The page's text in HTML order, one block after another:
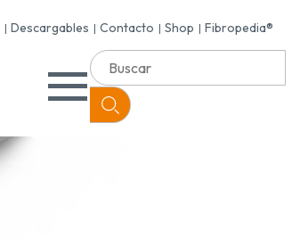
Descargables Contacto Shop Fibropedia®